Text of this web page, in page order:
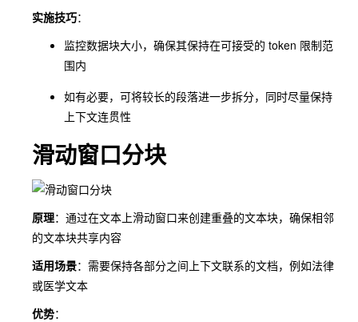
实施技巧：
监控数据块大小，确保其保持在可接受的 token 限制范
围内
如有必要，可将较长的段落进一步拆分，同时尽量保持
上下文连贯性
滑动窗口分块
原理：通过在文本上滑动窗口来创建重叠的文本块，确保相邻
的文本块共享内容
适用场景：需要保持各部分之间上下文联系的文档，例如法律
或医学文本
优势：